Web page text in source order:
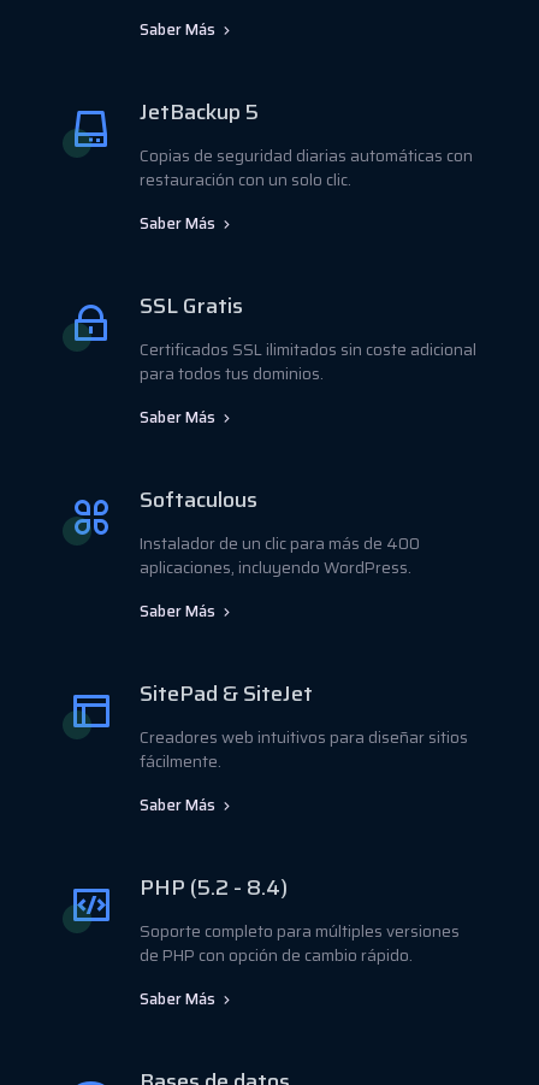
Saber Más
JetBackup 5
Copias de seguridad diarias automáticas con
restauración con un solo clic.
Saber Más
SSL Gratis
Certificados SSL ilimitados sin coste adicional
para todos tus dominios.
Saber Más
Softaculous
Instalador de un clic para más de 400
aplicaciones, incluyendo WordPress.
Saber Más
SitePad & SiteJet
Creadores web intuitivos para diseñar sitios
fácilmente.
Saber Más
PHP (5.2 - 8.4)
Soporte completo para múltiples versiones
de PHP con opción de cambio rápido.
Saber Más